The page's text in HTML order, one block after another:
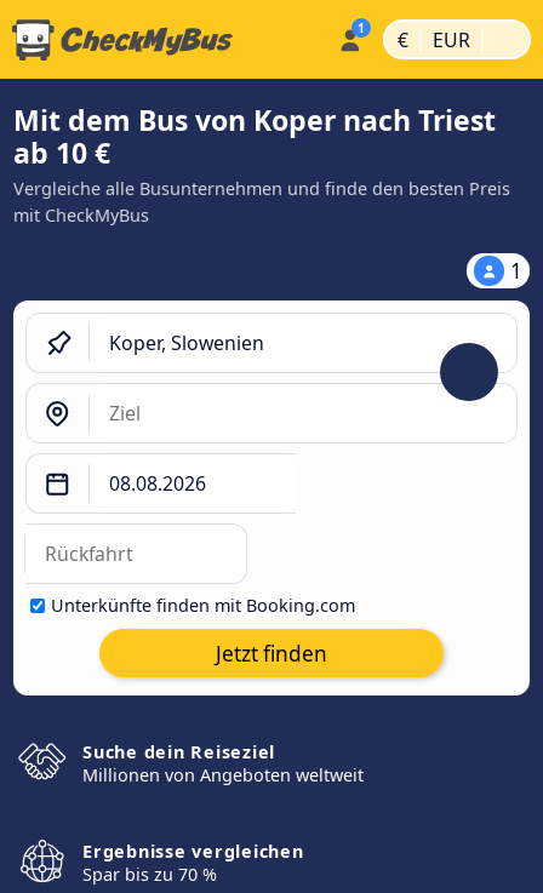
€ | EUR |
Mit dem Bus von Koper nach Triest
ab 10 €
Vergleiche alle Busunternehmen und finde den besten Preis
mit CheckMyBus
1
Unterkünfte finden mit Booking.com
Jetzt finden
Suche dein Reiseziel
Millionen von Angeboten weltweit
Ergebnisse vergleichen
Spar bis zu 70 %